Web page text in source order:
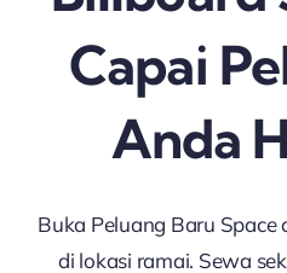
Capai
Anda
Buka Peluang Baru
di lokasi ramai. Sewa